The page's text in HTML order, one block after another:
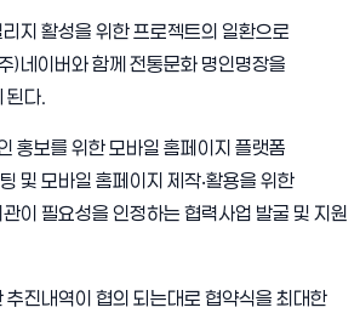
지 활성을 위한 프로젝트의 일환으로
)네이버와 함께 전통문화 명인명장을
된다.
홍보를 위한 모바일 홈페이지 플랫폼
및 모바일 홈페이지 제작‧활용을 위한
이 필요성을 인정하는 협력사업 발굴 및 지원
추진내역이 협의 되는대로 협약식을 최대한